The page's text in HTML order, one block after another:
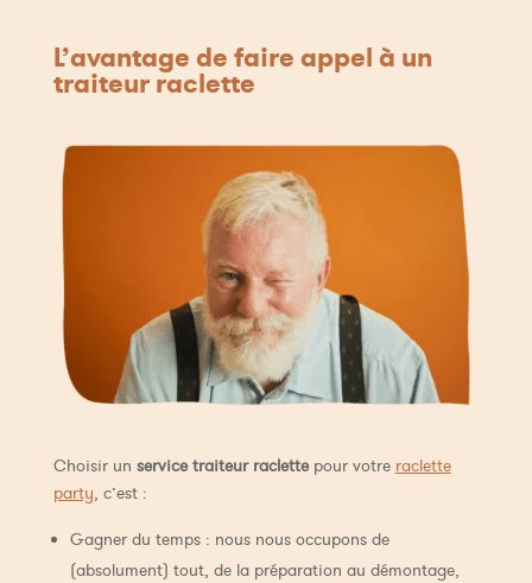
L’avantage de faire appel à un
traiteur raclette
Choisir un service traiteur raclette pour votre raclette
party, c’est :
Gagner du temps : nous nous occupons de
(absolument) tout, de la préparation au démontage,